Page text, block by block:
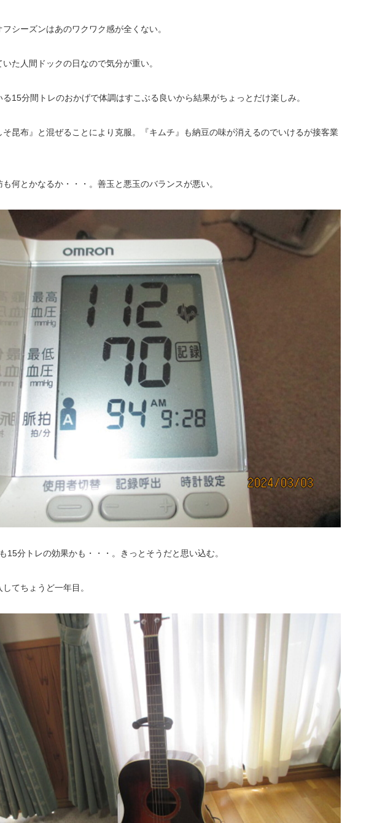
シーズンはあのワクワク感が全くない。
た人間ドックの日なので気分が重い。
15分間トレのおかげで体調はすこぶる良いから結果がちょっとだけ楽しみ。
昆布』と混ぜることにより克服。『キムチ』も納豆の味が消えるのでいけるが接客業
何とかなるか・・・。善玉と悪玉のバランスが悪い。
分トレの効果かも・・・。きっとそうだと思い込む。
てちょうど一年目。